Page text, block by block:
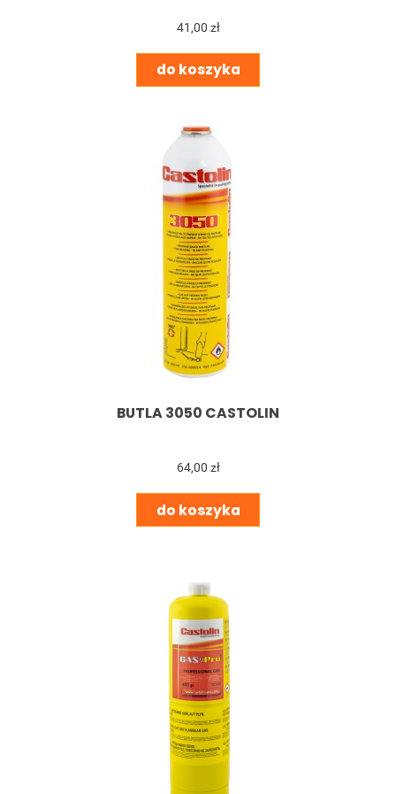
41,00 zł
do koszyka
BUTLA 3050 CASTOLIN
64,00 zł
do koszyka